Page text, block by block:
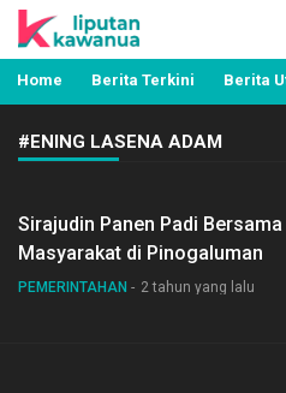
Liputan Kawanua
Berita Manado, Sulawesi
Pemerintahan, Hukum
Home Berita Terkini Berita
#ENING LASENA ADAM
Sirajudin Panen Padi Bersama
Masyarakat di Pinogaluman
PEMERINTAHAN 2 tahun yang lalu